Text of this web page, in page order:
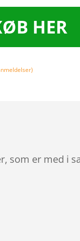
HER
som er med i